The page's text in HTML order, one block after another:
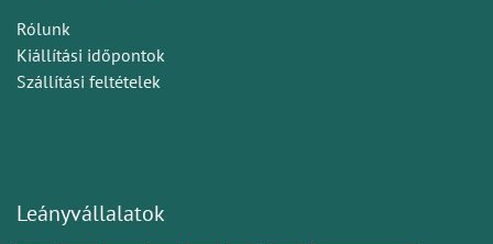
Rólunk
Kiállítási időpontok
Szállítási feltételek
Leányvállalatok